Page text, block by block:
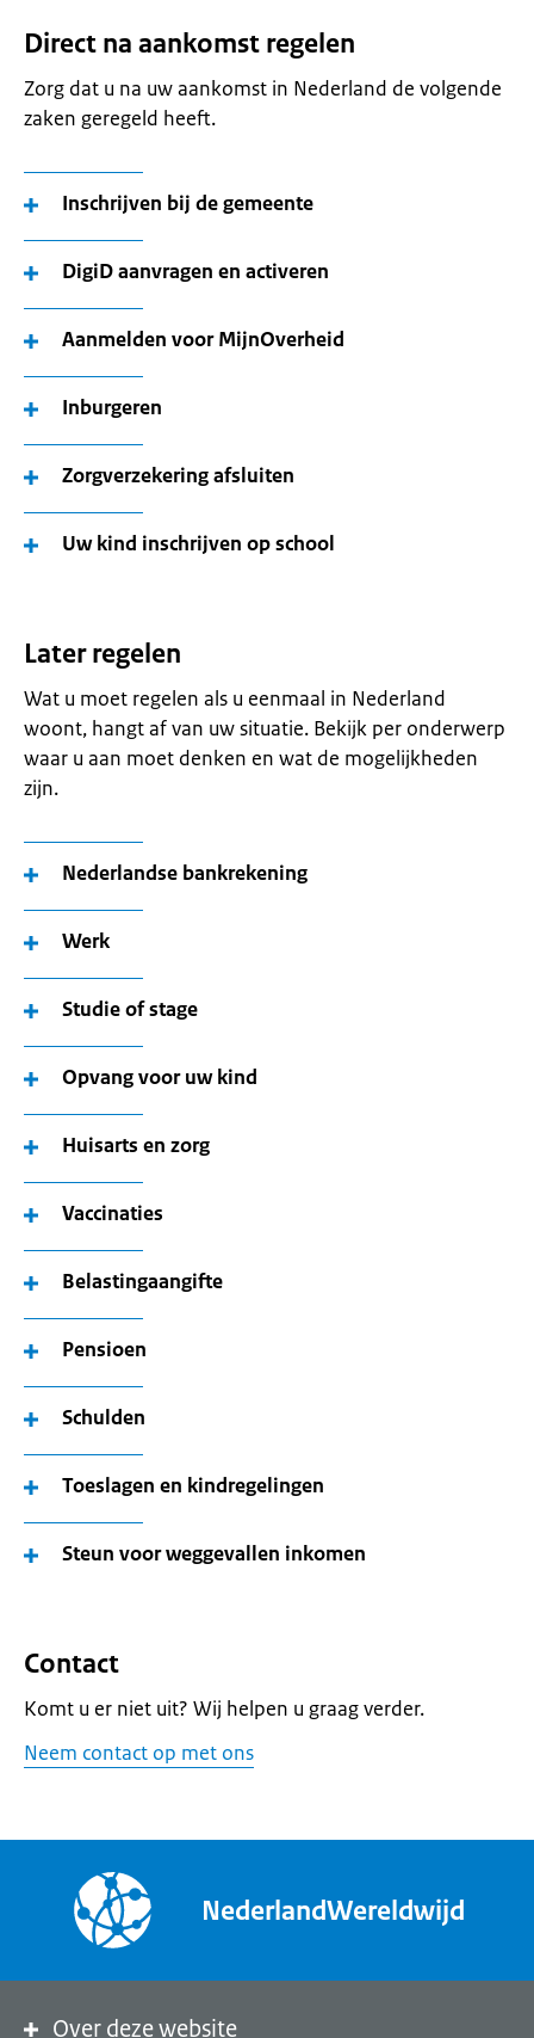
Direct na aankomst regelen
Zorg dat u na uw aankomst in Nederland de volgende
zaken geregeld heeft.
Inschrijven bij de gemeente
DigiD aanvragen en activeren
Aanmelden voor MijnOverheid
Inburgeren
Zorgverzekering afsluiten
Uw kind inschrijven op school
Later regelen
Wat u moet regelen als u eenmaal in Nederland
woont, hangt af van uw situatie. Bekijk per onderwerp
waar u aan moet denken en wat de mogelijkheden
zijn.
Nederlandse bankrekening
Werk
Studie of stage
Opvang voor uw kind
Huisarts en zorg
Vaccinaties
Belastingaangifte
Pensioen
Schulden
Toeslagen en kindregelingen
Steun voor weggevallen inkomen
Contact
Komt u er niet uit? Wij helpen u graag verder.
Neem contact op met ons
NederlandWereldwijd
Over deze website